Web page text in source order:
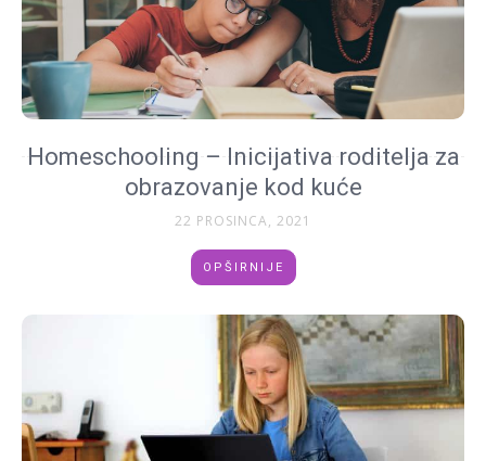
Homeschooling – Inicijativa roditelja za
obrazovanje kod kuće
22 PROSINCA, 2021
OPŠIRNIJE